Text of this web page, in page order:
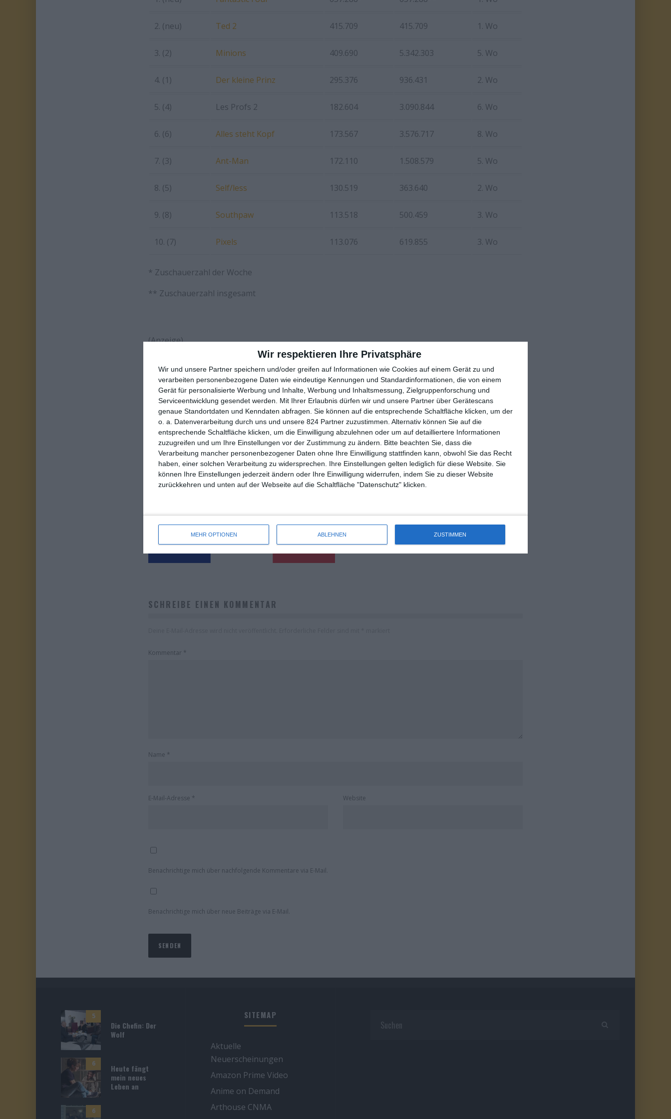
Wir respektieren Ihre Privatsphäre
Wir und unsere Partner speichern und/oder greifen auf Informationen wie Cookies auf einem Gerät zu und
verarbeiten personenbezogene Daten wie eindeutige Kennungen und Standardinformationen, die von einem
Gerät für personalisierte Werbung und Inhalte, Werbung und Inhaltsmessung, Zielgruppenforschung und
Serviceentwicklung gesendet werden.
Mit Ihrer Erlaubnis dürfen wir und unsere Partner über Gerätescans
genaue Standortdaten und Kenndaten abfragen. Sie können auf die entsprechende Schaltfläche klicken, um der
o. a. Datenverarbeitung durch uns und unsere 824 Partner zuzustimmen. Alternativ können Sie auf die
entsprechende Schaltfläche klicken, um die Einwilligung abzulehnen oder um auf detailliertere Informationen
zuzugreifen und um Ihre Einstellungen vor der Zustimmung zu ändern.
Bitte beachten Sie, dass die
Verarbeitung mancher personenbezogener Daten ohne Ihre Einwilligung stattfinden kann, obwohl Sie das Recht
haben, einer solchen Verarbeitung zu widersprechen. Ihre Einstellungen gelten lediglich für diese Website. Sie
können Ihre Einstellungen jederzeit ändern oder Ihre Einwilligung widerrufen, indem Sie zu dieser Website
zurückkehren und unten auf der Webseite auf die Schaltfläche "Datenschutz" klicken.
MEHR OPTIONEN ABLEHNEN ZUSTIMMEN
2. (neu) Ted 2 415.709 415.709 1. Wo
3. (2) Minions 409.690 5.342.303 5. Wo
4. (1) Der kleine Prinz 295.376 936.431 2. Wo
5. (4) Les Profs 2 182.604 3.090.844 6. Wo
6. (6) Alles steht Kopf 173.567 3.576.717 8. Wo
7. (3) Ant-Man 172.110 1.508.579 5. Wo
8. (5) Self/less 130.519 363.640 2. Wo
9. (8) Southpaw 113.518 500.459 3. Wo
10. (7) Pixels 113.076 619.855 3. Wo
* Zuschauerzahl der Woche
** Zuschauerzahl insgesamt
(Anzeige)
FACEBOOK TWITTER PINTEREST EMAIL
ÄHNLICHE BEITRÄGE
KINOCHARTS FRANKREICH (29. JULI – 4.
AUGUST 2026)
Die Redaktion Kinocharts
Donnerstag, 6. August 2026
KINOCHARTS SÜDKOREA (31. JULI – 2. AUGUST
2026)
Kinocharts
Kinocharts Südkorea
Mittwoch, 5. August 2026
SCHREIBE EINEN KOMMENTAR
Kommentar *
Name *
E-Mail-Adresse * Website
Benachrichtige mich über nachfolgende Kommentare via E-Mail.
Benachrichtige mich über neue Beiträge via E-Mail.
5
Die Chefin: Der
Wolf
6
Heute fängt
mein neues
Leben an
6
SITEMAP
Aktuelle
Neuerscheinungen
Amazon Prime Video
Anime on Demand
Arthouse CNMA